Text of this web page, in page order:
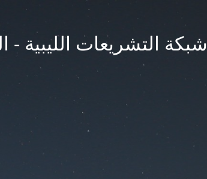
شبكة التشريعات الليبية -